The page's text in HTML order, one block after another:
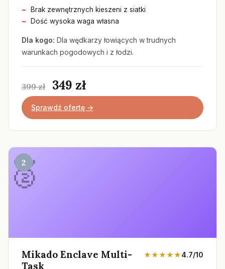
Brak zewnętrznych kieszeni z siatki
Dość wysoka waga własna
Dla kogo: Dla wędkarzy łowiących w trudnych
warunkach pogodowych i z łodzi.
399 zł 349 zł
Sprawdź ofertę →
2
Mikado Enclave Multi-
Task
★★★★★4.7/10